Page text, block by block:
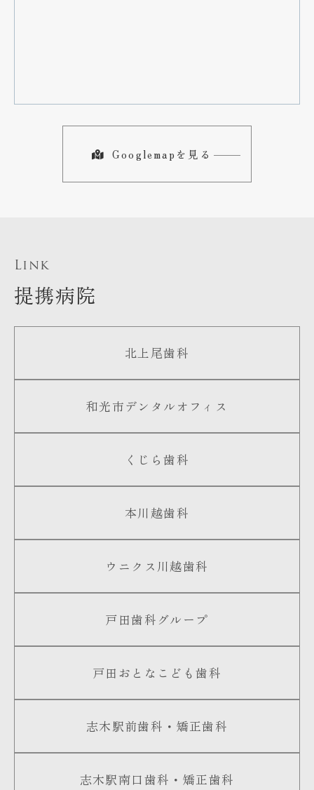
Googlemapを見る
Link
提携病院
北上尾歯科
和光市デンタルオフィス
くじら歯科
本川越歯科
ウニクス川越歯科
戸田歯科グループ
戸田おとなこども歯科
志木駅前歯科・矯正歯科
志木駅南口歯科・矯正歯科